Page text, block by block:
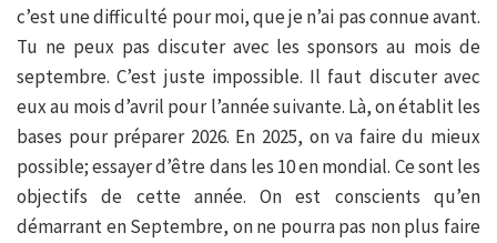
c’est une difficulté pour moi, que je n’ai pas connue avant.
Tu ne peux pas discuter avec les sponsors au mois de
septembre. C’est juste impossible. Il faut discuter avec
eux au mois d’avril pour l’année suivante. Là, on établit les
bases pour préparer 2026. En 2025, on va faire du mieux
possible; essayer d’être dans les 10 en mondial. Ce sont les
objectifs de cette année. On est conscients qu’en
démarrant en Septembre, on ne pourra pas non plus faire